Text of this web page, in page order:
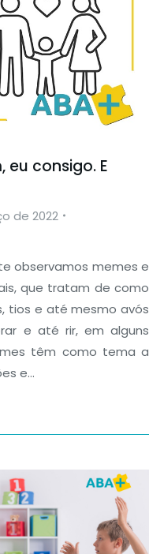
eu consigo. E
de 2022
observamos memes e
que tratam de como
tios e até mesmo avós
e até rir, em alguns
têm como tema a
e…